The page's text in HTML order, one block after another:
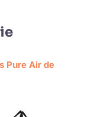
Pure Air de